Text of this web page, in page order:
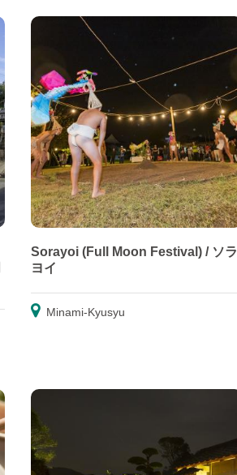
Sorayoi (Full Moon Festival) / ソラ
ヨイ
Minami-Kyusyu